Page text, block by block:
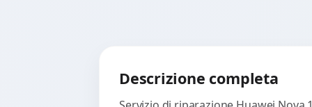
Descrizione completa
Servizio di riparazione Huawei Nova